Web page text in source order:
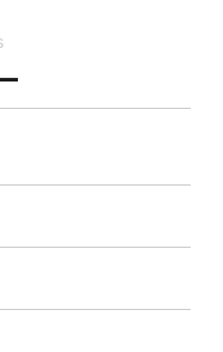
根・壁・基礎の構
へ受賞のご報告と